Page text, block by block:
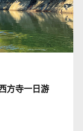
方寺一日游